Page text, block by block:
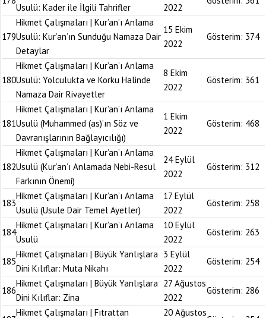
Usulü: Kader ile İlgili Tahrifler
2022
179
Hikmet Çalışmaları | Kur’an’ı Anlama
Usulü: Kur’an’ın Sunduğu Namaza Dair
Detaylar
15 Ekim
2022
Gösterim: 374
180
Hikmet Çalışmaları | Kur’an’ı Anlama
Usulü: Yolculukta ve Korku Halinde
Namaza Dair Rivayetler
8 Ekim
2022
Gösterim: 361
181
Hikmet Çalışmaları | Kur’an’ı Anlama
Usulü (Muhammed (as)’ın Söz ve
Davranışlarının Bağlayıcılığı)
1 Ekim
2022
Gösterim: 468
182
Hikmet Çalışmaları | Kur’an’ı Anlama
Usulü (Kur’an’ı Anlamada Nebi-Resul
Farkının Önemi)
24 Eylül
2022
Gösterim: 312
183
Hikmet Çalışmaları | Kur’an’ı Anlama
Usulü (Usule Dair Temel Ayetler)
17 Eylül
2022
Gösterim: 258
184
Hikmet Çalışmaları | Kur’an’ı Anlama
Usulü
10 Eylül
2022
Gösterim: 263
185
Hikmet Çalışmaları | Büyük Yanlışlara
Dini Kılıflar: Muta Nikahı
3 Eylül
2022
Gösterim: 254
186
Hikmet Çalışmaları | Büyük Yanlışlara
Dini Kılıflar: Zina
27 Ağustos
2022
Gösterim: 286
Hikmet Çalışmaları | Fıtrattan 20 Ağustos